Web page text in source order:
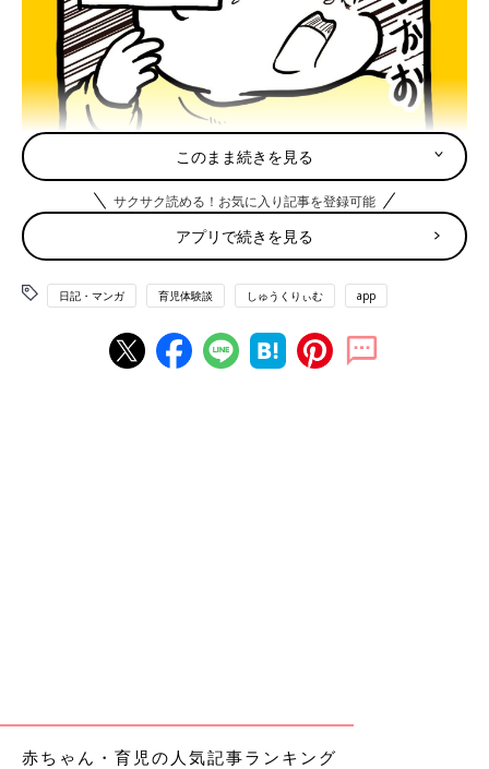
このまま続きを見る
サクサク読める！お気に入り記事を登録可能
アプリで続きを見る
日記・マンガ 育児体験談 しゅうくりぃむ app
赤ちゃん・育児の人気記事ランキング